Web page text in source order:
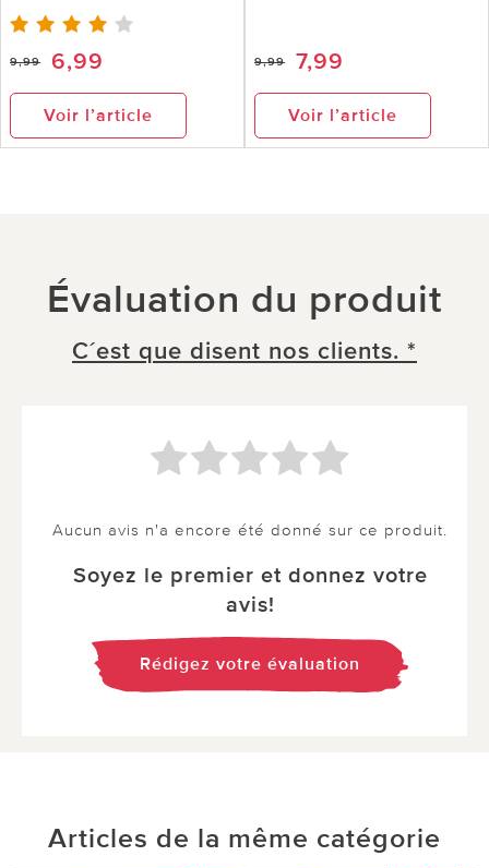
9,99 6,99
Voir l’article
9,99 7,99
Voir l’article
Évaluation du produit
C´est que disent nos clients. *
Aucun avis n'a encore été donné sur ce produit.
Soyez le premier et donnez votre
avis!
Rédigez votre évaluation
Articles de la même catégorie